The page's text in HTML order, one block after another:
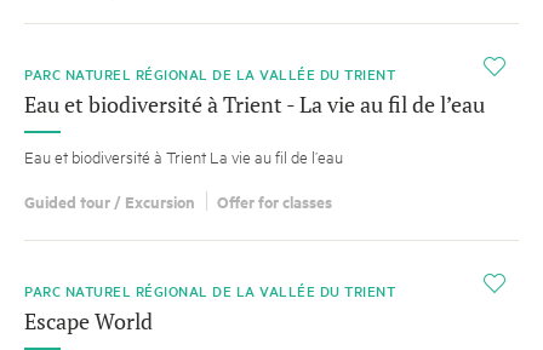
i
PARC NATUREL RÉGIONAL DE LA VALLÉE DU TRIENT
Eau et biodiversité à Trient - La vie au fil de l’eau
Eau et biodiversité à Trient La vie au fil de l’eau
Guided tour / Excursion Offer for classes
i
PARC NATUREL RÉGIONAL DE LA VALLÉE DU TRIENT
Escape World